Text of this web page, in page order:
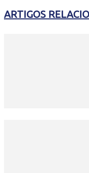
ARTIGOS